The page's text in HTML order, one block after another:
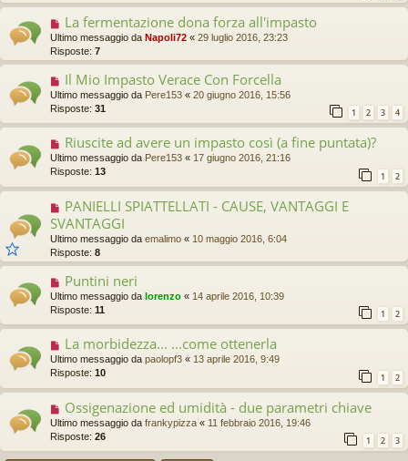
La fermentazione dona forza all'impasto
Ultimo messaggio da Napoli72 « 29 luglio 2016, 23:23
Risposte: 7
Il Mio Impasto Verace Con Forcella
Ultimo messaggio da Pere153 « 20 giugno 2016, 15:56
Risposte: 31 1 2 3 4
Riuscite ad avere un impasto così (a fine puntata)?
Ultimo messaggio da Pere153 « 17 giugno 2016, 21:16
Risposte: 13 1 2
PANIELLI SPIATTELLATI - CAUSE, VANTAGGI E
SVANTAGGI
Ultimo messaggio da emalimo « 10 maggio 2016, 6:04
Risposte: 8
Puntini neri
Ultimo messaggio da lorenzo « 14 aprile 2016, 10:39
Risposte: 11 1 2
La morbidezza... ...come ottenerla
Ultimo messaggio da paolopf3 « 13 aprile 2016, 9:49
Risposte: 10 1 2
Ossigenazione ed umidità - due parametri chiave
Ultimo messaggio da frankypizza « 11 febbraio 2016, 19:46
Risposte: 26 1 2 3